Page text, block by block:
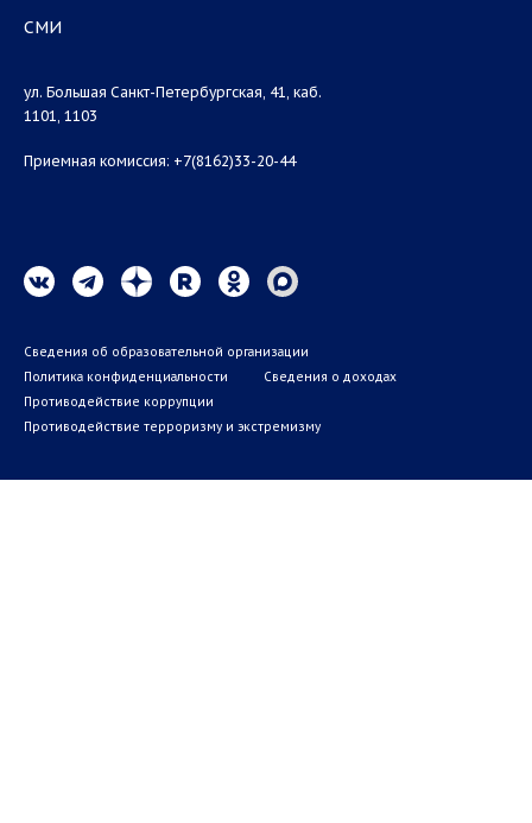
СМИ
ул. Большая Санкт-Петербургская, 41, каб.
1101, 1103
Приемная комиссия: +7(8162)33-20-44
Сведения об образовательной организации
Политика конфиденциальности
Сведения о доходах
Противодействие коррупции
Противодействие терроризму и экстремизму